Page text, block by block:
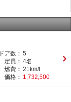
ドア数： 5
定員： 4名
燃費： 21km/l
価格： 1,732,500